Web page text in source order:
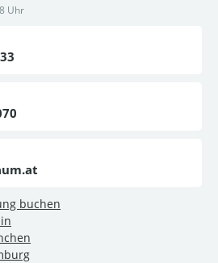
Uhr
buchen